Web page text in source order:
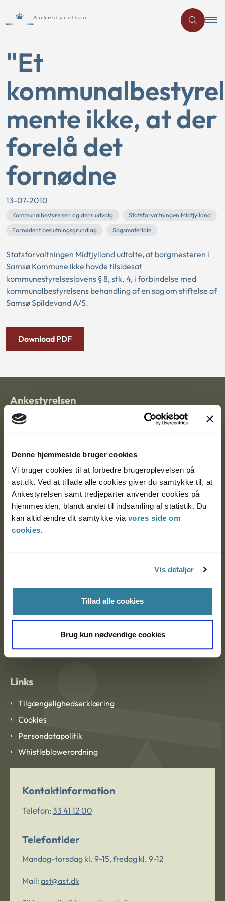
Denne hjemmeside bruger cookies
Vi bruger cookies til at forbedre brugeroplevelsen på
ast.dk. Ved at tillade alle cookies giver du samtykke til, at
Ankestyrelsen samt tredjeparter anvender cookies på
hjemmesiden, blandt andet til indsamling af statistik. Du
kan altid ændre dit samtykke via vores side om
cookies.
Vis detaljer
Tillad alle cookies
Brug kun nødvendige cookies
"Et
mente ikke, at der
forelå det
fornødne
13-07-2010
Kommunalbestyrelsen og dens udvalg
Statsforvaltningen Midtjylland
Fornødent beslutningsgrundlag
Sagsmateriale
Statsforvaltningen Midtjylland udtalte, at borgmesteren i
Samsø Kommune ikke havde tilsidesat
kommunestyrelseslovens § 8, stk. 4, i forbindelse med
kommunalbestyrelsens behandling af en sag om stiftelse af
Samsø Spildevand A/S.
Download PDF
Ankestyrelsen
Postadresse:
9000 Aalborg
Ankestyrelsen Aalborg
Ankestyrelsen København
Om Ankestyrelsen
Om Ankestyrelsen
Blanketter og kontaktformularer
Links
Tilgængelighedserklæring
Cookies
Persondatapolitik
Whistleblowerordning
Kontaktinformation
Telefon: 33 41 12 00
Telefontider
Mandag-torsdag kl. 9-15, fredag kl. 9-12
Mail: ast@ast.dk